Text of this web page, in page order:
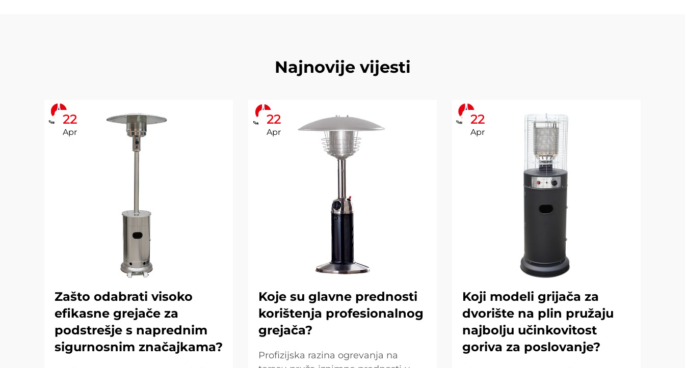
Najnovije vijesti
22
Apr
Zašto odabrati visoko
efikasne grejače za
podstrešje s naprednim
sigurnosnim značajkama?
22
Apr
Koje su glavne prednosti
korištenja profesionalnog
grejača?
Profizijska razina ogrevanja na
22
Apr
Koji modeli grijača za
dvorište na plin pružaju
najbolju učinkovitost
goriva za poslovanje?